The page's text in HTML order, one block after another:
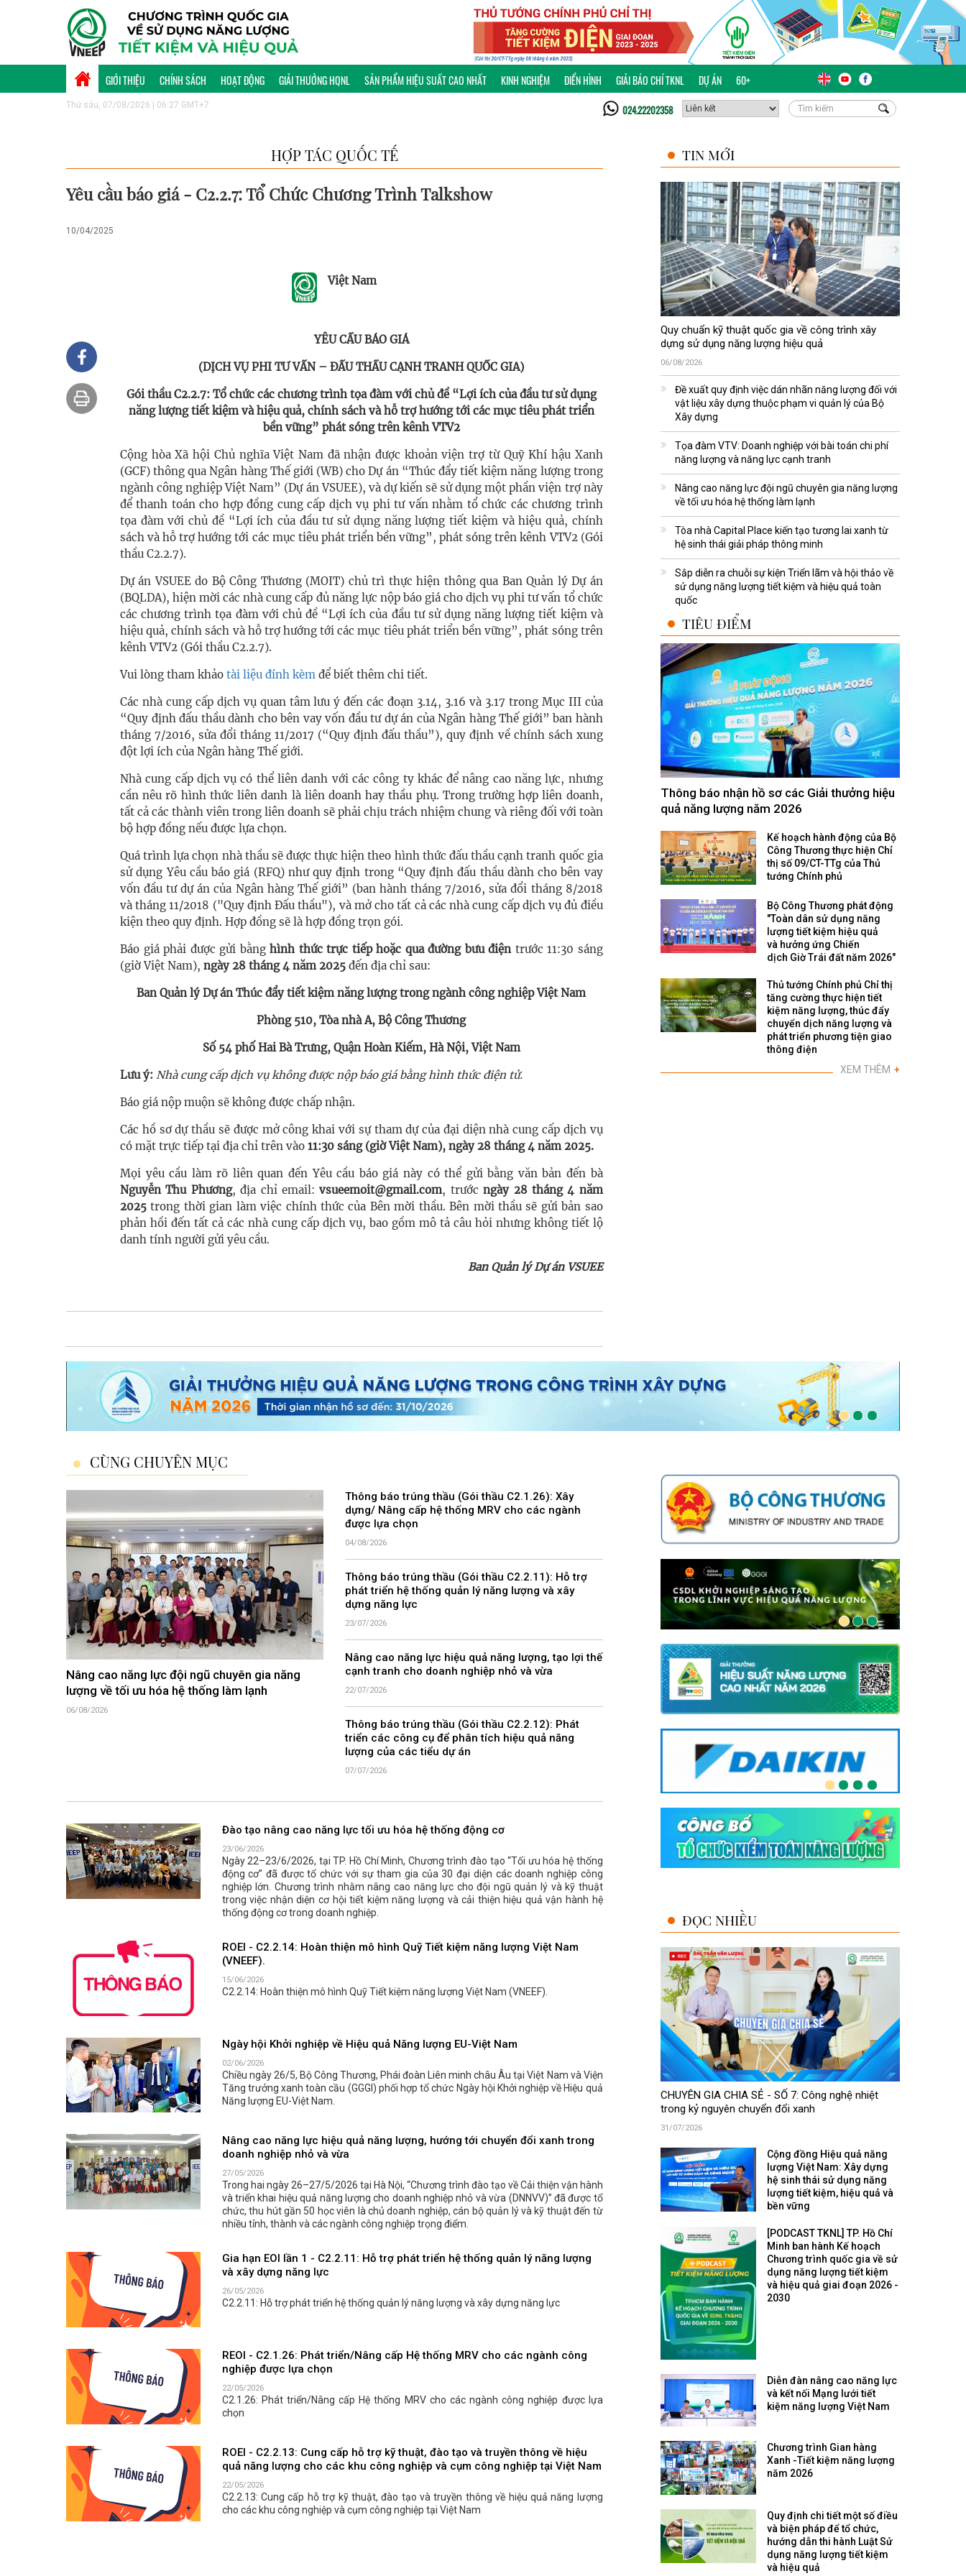
GIỚI THIỆU CHÍNH SÁCH HOẠT ĐỘNG GIẢI THƯỞNG HQNL SẢN PHẨM HIỆU SUẤT CAO NHẤT KINH NGHIỆM ĐIỂN HÌNH GIẢI BÁO CHÍ TKNL DỰ ÁN 60+
Thứ sáu, 07/08/2026 | 06:27 GMT+7 024.22202358
HỢP TÁC QUỐC TẾ
Yêu cầu báo giá - C2.2.7: Tổ Chức Chương Trình Talkshow
10/04/2025
Việt Nam
YÊU CẦU BÁO GIÁ
(DỊCH VỤ PHI TƯ VẤN – ĐẤU THẦU CẠNH TRANH QUỐC GIA)
Gói thầu C2.2.7: Tổ chức các chương trình tọa đàm với chủ đề “Lợi ích của đầu tư sử dụng
năng lượng tiết kiệm và hiệu quả, chính sách và hỗ trợ hướng tới các mục tiêu phát triển
bền vững” phát sóng trên kênh VTV2
Cộng hòa Xã hội Chủ nghĩa Việt Nam đã nhận được khoản viện trợ từ Quỹ Khí hậu Xanh
(GCF) thông qua Ngân hàng Thế giới (WB) cho Dự án “Thúc đẩy tiết kiệm năng lượng trong
ngành công nghiệp Việt Nam” (Dự án VSUEE), và dự kiến sẽ sử dụng một phần viện trợ này
để thanh toán cho hợp đồng cung cấp dịch vụ phi tư vấn nhằm tổ chức các chương trình
tọa đàm với chủ đề “Lợi ích của đầu tư sử dụng năng lượng tiết kiệm và hiệu quả, chính
sách và hỗ trợ hướng tới các mục tiêu phát triển bền vững”, phát sóng trên kênh VTV2 (Gói
thầu C2.2.7).
Dự án VSUEE do Bộ Công Thương (MOIT) chủ trì thực hiện thông qua Ban Quản lý Dự án
(BQLDA), hiện mời các nhà cung cấp đủ năng lực nộp báo giá cho dịch vụ phi tư vấn tổ chức
các chương trình tọa đàm với chủ đề “Lợi ích của đầu tư sử dụng năng lượng tiết kiệm và
hiệu quả, chính sách và hỗ trợ hướng tới các mục tiêu phát triển bền vững”, phát sóng trên
kênh VTV2 (Gói thầu C2.2.7).
Vui lòng tham khảo tài liệu đính kèm để biết thêm chi tiết.
Các nhà cung cấp dịch vụ quan tâm lưu ý đến các đoạn 3.14, 3.16 và 3.17 trong Mục III của
“Quy định đấu thầu dành cho bên vay vốn đầu tư dự án của Ngân hàng Thế giới” ban hành
tháng 7/2016, sửa đổi tháng 11/2017 (“Quy định đấu thầu”), quy định về chính sách xung
đột lợi ích của Ngân hàng Thế giới.
Nhà cung cấp dịch vụ có thể liên danh với các công ty khác để nâng cao năng lực, nhưng
cần nêu rõ hình thức liên danh là liên doanh hay thầu phụ. Trong trường hợp liên doanh,
tất cả các thành viên trong liên doanh sẽ phải chịu trách nhiệm chung và riêng đối với toàn
bộ hợp đồng nếu được lựa chọn.
Quá trình lựa chọn nhà thầu sẽ được thực hiện theo hình thức đấu thầu cạnh tranh quốc gia
sử dụng Yêu cầu báo giá (RFQ) như quy định trong “Quy định đấu thầu dành cho bên vay
vốn đầu tư dự án của Ngân hàng Thế giới” (ban hành tháng 7/2016, sửa đổi tháng 8/2018
và tháng 11/2018 ("Quy định Đấu thầu"), và mở cho tất cả các nhà cung cấp dịch vụ đủ điều
kiện theo quy định. Hợp đồng sẽ là hợp đồng trọn gói.
Báo giá phải được gửi bằnghình thức trực tiếp hoặc qua đường bưu điệntrước 11:30 sáng
(giờ Việt Nam), ngày 28 tháng 4 năm 2025 đến địa chỉ sau:
Ban Quản lý Dự án Thúc đẩy tiết kiệm năng lượng trong ngành công nghiệp Việt Nam
Phòng 510, Tòa nhà A, Bộ Công Thương
Số 54 phố Hai Bà Trưng, Quận Hoàn Kiếm, Hà Nội, Việt Nam
Lưu ý: Nhà cung cấp dịch vụ không được nộp báo giá bằng hình thức điện tử.
Báo giá nộp muộn sẽ không được chấp nhận.
Các hồ sơ dự thầu sẽ được mở công khai với sự tham dự của đại diện nhà cung cấp dịch vụ
có mặt trực tiếp tại địa chỉ trên vào 11:30 sáng (giờ Việt Nam), ngày 28 tháng 4 năm 2025.
Mọi yêu cầu làm rõ liên quan đến Yêu cầu báo giá này có thể gửi bằng văn bản đến bà
Nguyễn Thu Phương, địa chỉ email:vsueemoit@gmail.com, trướcngày 28 tháng 4 năm
2025 trong thời gian làm việc chính thức của Bên mời thầu. Bên mời thầu sẽ gửi bản sao
phản hồi đến tất cả các nhà cung cấp dịch vụ, bao gồm mô tả câu hỏi nhưng không tiết lộ
danh tính người gửi yêu cầu.
Ban Quản lý Dự án VSUEE
TIN MỚI
Quy chuẩn kỹ thuật quốc gia về công trình xây
dựng sử dụng năng lượng hiệu quả
06/08/2026
Đề xuất quy định việc dán nhãn năng lượng đối với
vật liệu xây dựng thuộc phạm vi quản lý của Bộ
Xây dựng
Tọa đàm VTV: Doanh nghiệp với bài toán chi phí
năng lượng và năng lực cạnh tranh
Nâng cao năng lực đội ngũ chuyên gia năng lượng
về tối ưu hóa hệ thống làm lạnh
Tòa nhà Capital Place kiến tạo tương lai xanh từ
hệ sinh thái giải pháp thông minh
Sắp diễn ra chuỗi sự kiện Triển lãm và hội thảo về
sử dụng năng lượng tiết kiệm và hiệu quả toàn
quốc
TIÊU ĐIỂM
Thông báo nhận hồ sơ các Giải thưởng hiệu
quả năng lượng năm 2026
Kế hoạch hành động của Bộ
Công Thương thực hiện Chỉ
thị số 09/CT-TTg của Thủ
tướng Chính phủ
Bộ Công Thương phát động
"Toàn dân sử dụng năng
lượng tiết kiệm hiệu quả
và hưởng ứng Chiến
dịch Giờ Trái đất năm 2026"
Thủ tướng Chính phủ Chỉ thị
tăng cường thực hiện tiết
kiệm năng lượng, thúc đẩy
chuyển dịch năng lượng và
phát triển phương tiện giao
thông điện
XEM THÊM +
CÙNG CHUYÊN MỤC
Nâng cao năng lực đội ngũ chuyên gia năng
lượng về tối ưu hóa hệ thống làm lạnh
06/08/2026
Thông báo trúng thầu (Gói thầu C2.1.26): Xây
dựng/ Nâng cấp hệ thống MRV cho các ngành
được lựa chọn
04/08/2026
Thông báo trúng thầu (Gói thầu C2.2.11): Hỗ trợ
phát triển hệ thống quản lý năng lượng và xây
dựng năng lực
23/07/2026
Nâng cao năng lực hiệu quả năng lượng, tạo lợi thế
cạnh tranh cho doanh nghiệp nhỏ và vừa
22/07/2026
Thông báo trúng thầu (Gói thầu C2.2.12): Phát
triển các công cụ để phân tích hiệu quả năng
lượng của các tiểu dự án
07/07/2026
Đào tạo nâng cao năng lực tối ưu hóa hệ thống động cơ
23/06/2026
Ngày 22–23/6/2026, tại TP. Hồ Chí Minh, Chương trình đào tạo “Tối ưu hóa hệ thống
động cơ” đã được tổ chức với sự tham gia của 30 đại diện các doanh nghiệp công
nghiệp lớn. Chương trình nhằm nâng cao năng lực cho đội ngũ quản lý và kỹ thuật
trong việc nhận diện cơ hội tiết kiệm năng lượng và cải thiện hiệu quả vận hành hệ
thống động cơ trong doanh nghiệp.
ROEI - C2.2.14: Hoàn thiện mô hình Quỹ Tiết kiệm năng lượng Việt Nam
(VNEEF).
15/06/2026
C2.2.14: Hoàn thiện mô hình Quỹ Tiết kiệm năng lượng Việt Nam (VNEEF).
Ngày hội Khởi nghiệp về Hiệu quả Năng lượng EU-Việt Nam
02/06/2026
Chiều ngày 26/5, Bộ Công Thương, Phái đoàn Liên minh châu Âu tại Việt Nam và Viện
Tăng trưởng xanh toàn cầu (GGGI) phối hợp tổ chức Ngày hội Khởi nghiệp về Hiệu quả
Năng lượng EU-Việt Nam.
Nâng cao năng lực hiệu quả năng lượng, hướng tới chuyển đổi xanh trong
doanh nghiệp nhỏ và vừa
27/05/2026
Trong hai ngày 26–27/5/2026 tại Hà Nội, “Chương trình đào tạo về Cải thiện vận hành
và triển khai hiệu quả năng lượng cho doanh nghiệp nhỏ và vừa (DNNVV)” đã được tổ
chức, thu hút gần 50 học viên là chủ doanh nghiệp, cán bộ quản lý và kỹ thuật đến từ
nhiều tỉnh, thành và các ngành công nghiệp trọng điểm.
Gia hạn EOI lần 1 - C2.2.11: Hỗ trợ phát triển hệ thống quản lý năng lượng
và xây dựng năng lực
26/05/2026
C2.2.11: Hỗ trợ phát triển hệ thống quản lý năng lượng và xây dựng năng lực
REOI - C2.1.26: Phát triển/Nâng cấp Hệ thống MRV cho các ngành công
nghiệp được lựa chọn
22/05/2026
C2.1.26: Phát triển/Nâng cấp Hệ thống MRV cho các ngành công nghiệp được lựa
chọn
ROEI - C2.2.13: Cung cấp hỗ trợ kỹ thuật, đào tạo và truyền thông về hiệu
quả năng lượng cho các khu công nghiệp và cụm công nghiệp tại Việt Nam
22/05/2026
C2.2.13: Cung cấp hỗ trợ kỹ thuật, đào tạo và truyền thông về hiệu quả năng lượng
cho các khu công nghiệp và cụm công nghiệp tại Việt Nam
ĐỌC NHIỀU
CHUYÊN GIA CHIA SẺ - SỐ 7: Công nghệ nhiệt
trong kỷ nguyên chuyển đổi xanh
31/07/2026
Cộng đồng Hiệu quả năng
lượng Việt Nam: Xây dựng
hệ sinh thái sử dụng năng
lượng tiết kiệm, hiệu quả và
bền vững
[PODCAST TKNL] TP. Hồ Chí
Minh ban hành Kế hoạch
Chương trình quốc gia về sử
dụng năng lượng tiết kiệm
và hiệu quả giai đoạn 2026 -
2030
Diễn đàn nâng cao năng lực
và kết nối Mạng lưới tiết
kiệm năng lượng Việt Nam
Chương trình Gian hàng
Xanh -Tiết kiệm năng lượng
năm 2026
Quy định chi tiết một số điều
và biện pháp để tổ chức,
hướng dẫn thi hành Luật Sử
dụng năng lượng tiết kiệm
và hiệu quả